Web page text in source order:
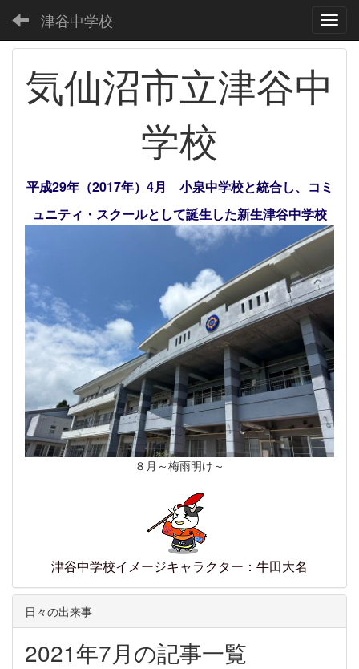
津谷中学校
気仙沼市立津谷中
学校
平成29年（2017年）4月 小泉中学校と統合し、コミ
ュニティ・スクールとして誕生した新生津谷中学校
８月～梅雨明け～
津谷中学校イメージキャラクター：牛田大名
日々の出来事
2021年7月の記事一覧